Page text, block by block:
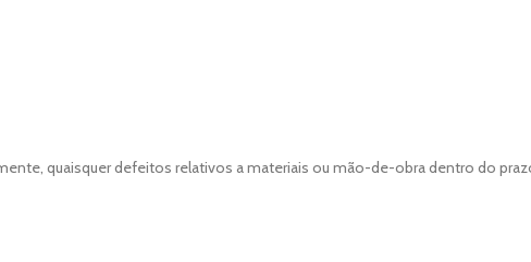
quaisquer defeitos relativos a materiais ou mão-de-obra dentro do